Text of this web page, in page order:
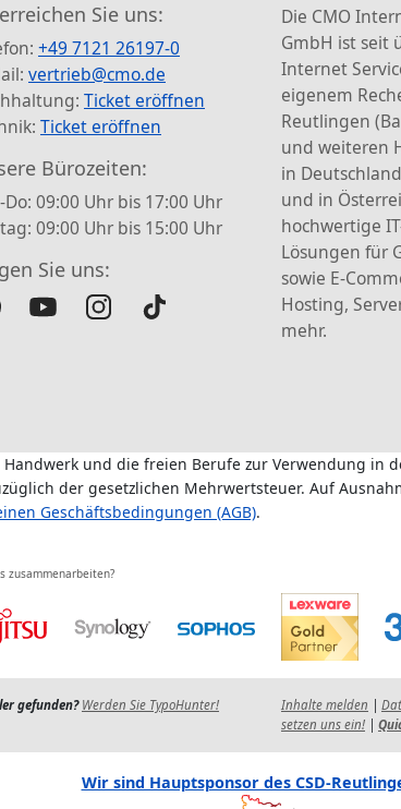
Sie uns:
+49 7121 26197-0
vertrieb@cmo.de
Ticket eröffnen
Ticket eröffnen
Bürozeiten:
Do: 09:00 Uhr bis 17:00 Uhr
09:00 Uhr bis 15:00 Uhr
Sie uns:
Die CMO
GmbH ist seit
Internet
eigenem
Reutlingen
und weiteren
in
und in
hochwertige
Lösungen für
sowie E-
Hosting,
mehr.
und die freien Berufe zur Verwendung in
der gesetzlichen Mehrwertsteuer. Auf
Geschäftsbedingungen (AGB).
zusammenarbeiten?
gefunden? Werden Sie TypoHunter! Inhalte melden
setzen uns ein!
Wir sind Hauptsponsor des CSD-